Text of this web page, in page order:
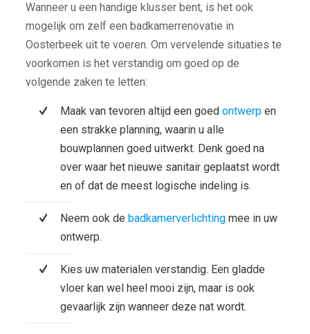
Wanneer u een handige klusser bent, is het ook
mogelijk om zelf een badkamerrenovatie in
Oosterbeek uit te voeren. Om vervelende situaties te
voorkomen is het verstandig om goed op de
volgende zaken te letten:
Maak van tevoren altijd een goed ontwerp en
een strakke planning, waarin u alle
bouwplannen goed uitwerkt. Denk goed na
over waar het nieuwe sanitair geplaatst wordt
en of dat de meest logische indeling is.
Neem ook de badkamerverlichtingmee in uw
ontwerp.
Kies uw materialen verstandig. Een gladde
vloer kan wel heel mooi zijn, maar is ook
gevaarlijk zijn wanneer deze nat wordt.